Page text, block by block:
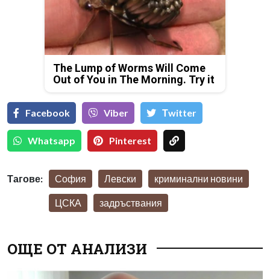
The Lump of Worms Will Come
Out of You in The Morning. Try it
Facebook Viber Тwitter
Whatsapp Pinterest
Тагове: София Левски криминални новини
ЦСКА задръствания
ОЩЕ ОТ АНАЛИЗИ